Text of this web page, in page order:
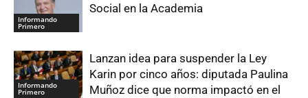
Informando
Primero
Social en la Academia
Informando
Primero
Lanzan idea para suspender la Ley
Karin por cinco años: diputada Paulina
Muñoz dice que norma impactó en el